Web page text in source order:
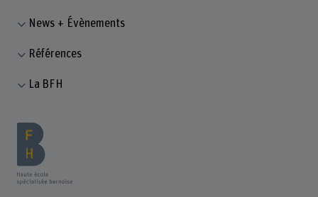
News + Évènements
Références
La BFH